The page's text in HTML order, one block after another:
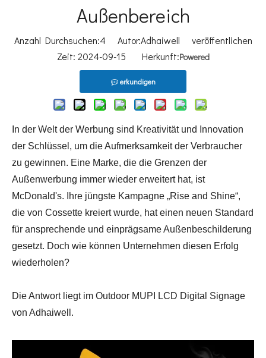
Außenbereich
Anzahl Durchsuchen:4 Autor:Adhaiwell veröffentlichen
Zeit: 2024-09-15 Herkunft:Powered
erkundigen
In der Welt der Werbung sind Kreativität und Innovation
der Schlüssel, um die Aufmerksamkeit der Verbraucher
zu gewinnen. Eine Marke, die die Grenzen der
Außenwerbung immer wieder erweitert hat, ist
McDonald's. Ihre jüngste Kampagne „Rise and Shine“,
die von Cossette kreiert wurde, hat einen neuen Standard
für ansprechende und einprägsame Außenbeschilderung
gesetzt. Doch wie können Unternehmen diesen Erfolg
wiederholen?
Die Antwort liegt im Outdoor MUPI LCD Digital Signage
von Adhaiwell.